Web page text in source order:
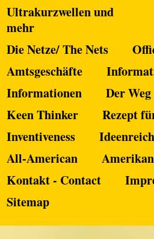
Ultrakurzwellen und
mehr
Die Netze/ The Nets
Amtsgeschäfte
Informationen
Der
Keen Thinker
Rezept
Inventiveness
All-American
Kontakt - Contact
Sitemap